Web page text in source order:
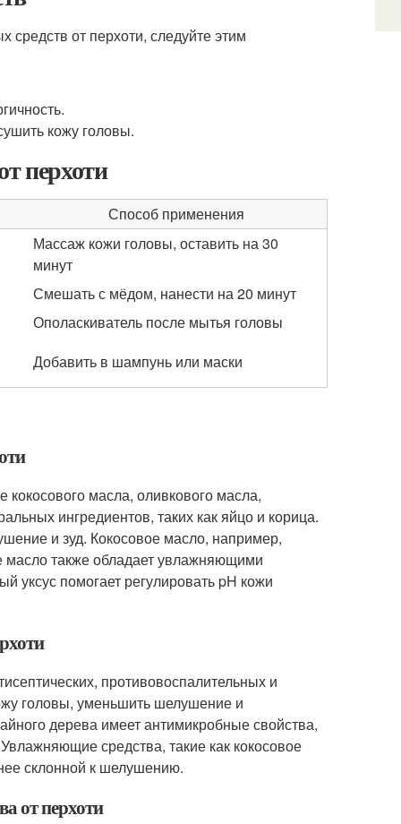
от перхоти, следуйте этим
кожу головы.
перхоти
Способ применения
Массаж кожи головы, оставить на 30
минут
Смешать с мёдом, нанести на 20 минут
Ополаскиватель после мытья головы
Добавить в шампунь или маски
масла, оливкового масла,
ингредиентов, таких как яйцо и корица.
и зуд. Кокосовое масло, например,
масло также обладает увлажняющими
уксус помогает регулировать pH кожи
противовоспалительных и
головы, уменьшить шелушение и
дерева имеет антимикробные свойства,
средства, такие как кокосовое
склонной к шелушению.
от перхоти